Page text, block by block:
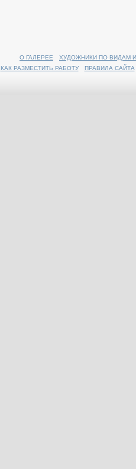
О ГАЛЕРЕЕ
ХУДОЖНИКИ ПО ВИДАМ
КАК РАЗМЕСТИТЬ РАБОТУ
ПРАВИЛА САЙТА